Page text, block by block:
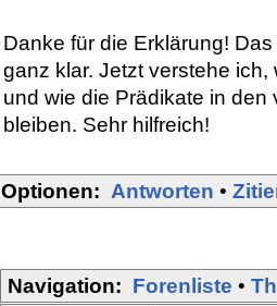
Danke für die Erklärung!
ganz klar. Jetzt verstehe ich,
und wie die Prädikate in
bleiben. Sehr hilfreich!
Optionen: Antworten •
Navigation: Forenliste •